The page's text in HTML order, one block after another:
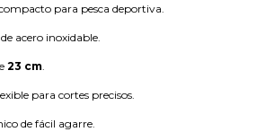
para pesca deportiva.
de acero inoxidable.
23 cm
para cortes precisos.
de fácil agarre.